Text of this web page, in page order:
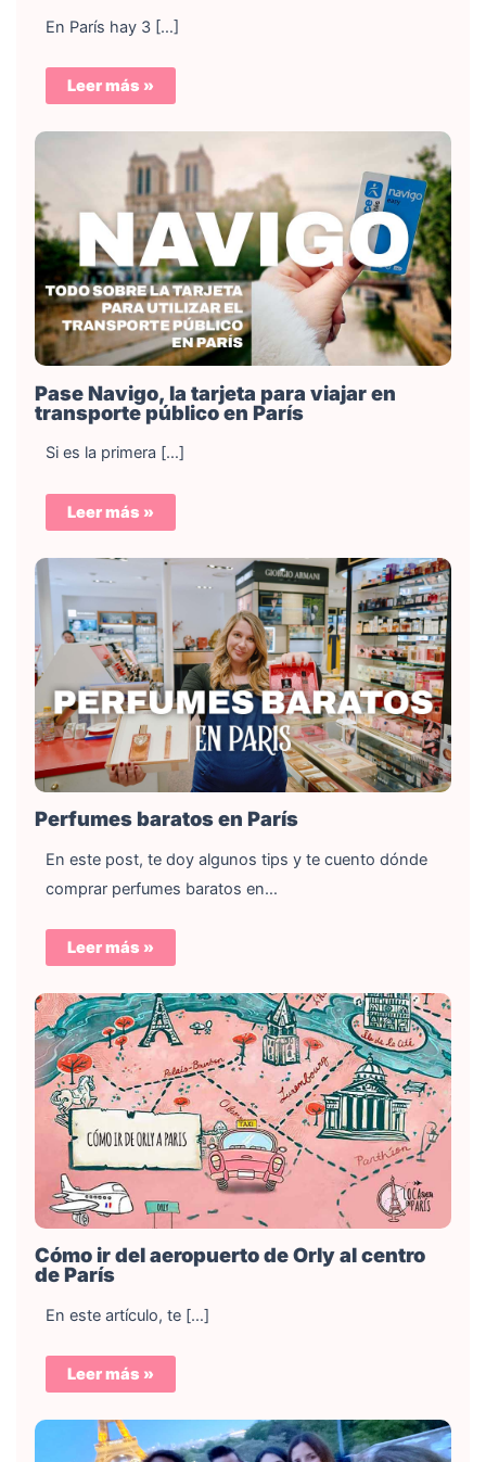
En París hay 3 […]
Leer más »
Pase Navigo, la tarjeta para viajar en
transporte público en París
Si es la primera […]
Leer más »
Perfumes baratos en París
En este post, te doy algunos tips y te cuento dónde
comprar perfumes baratos en…
Leer más »
Cómo ir del aeropuerto de Orly al centro
de París
En este artículo, te […]
Leer más »